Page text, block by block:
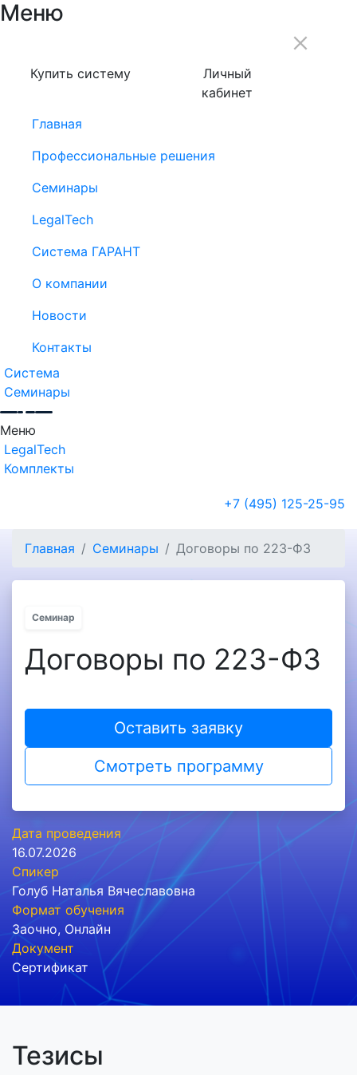
Меню
Купить систему
Личный
кабинет
Главная
Профессиональные решения
Семинары
LegalTech
Система ГАРАНТ
О компании
Новости
Контакты
Система
Семинары
Меню
LegalTech
Комплекты
+7 (495) 125-25-95
Главная Семинары Договоры по 223-ФЗ
Семинар
Договоры по 223-ФЗ
Оставить заявку
Смотреть программу
Дата проведения
16.07.2026
Спикер
Голуб Наталья Вячеславовна
Формат обучения
Заочно, Онлайн
Документ
Сертификат
Тезисы